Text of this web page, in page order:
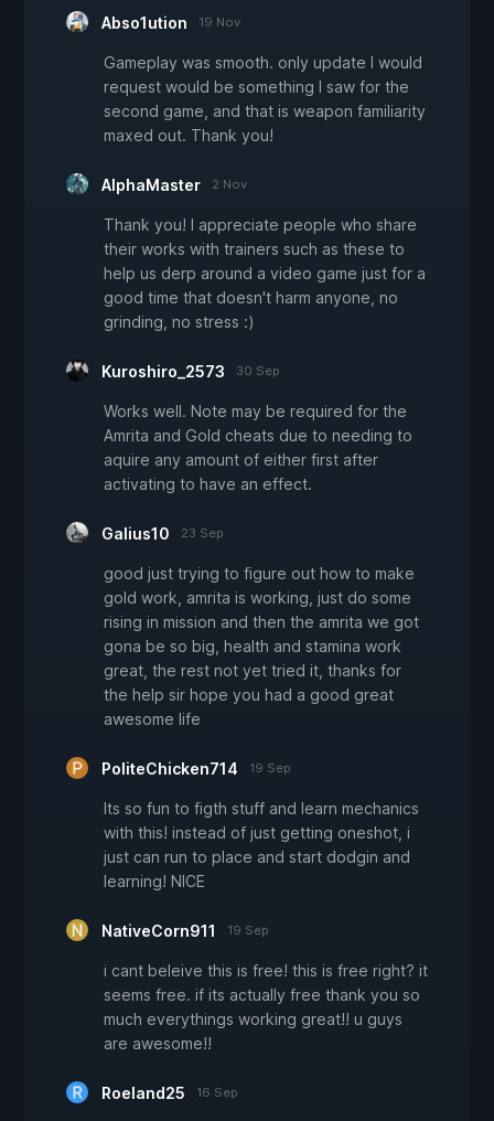
Abso1ution 19 Nov
Gameplay was smooth. only update I would
request would be something I saw for the
second game, and that is weapon familiarity
maxed out. Thank you!
AlphaMaster 2 Nov
Thank you! I appreciate people who share
their works with trainers such as these to
help us derp around a video game just for a
good time that doesn't harm anyone, no
grinding, no stress :)
Kuroshiro_2573 30 Sep
Works well. Note may be required for the
Amrita and Gold cheats due to needing to
aquire any amount of either first after
activating to have an effect.
Galius10 23 Sep
good just trying to figure out how to make
gold work, amrita is working, just do some
rising in mission and then the amrita we got
gona be so big, health and stamina work
great, the rest not yet tried it, thanks for
the help sir hope you had a good great
awesome life
PoliteChicken714 19 Sep
Its so fun to figth stuff and learn mechanics
with this! instead of just getting oneshot, i
just can run to place and start dodgin and
learning! NICE
NativeCorn911 19 Sep
i cant beleive this is free! this is free right? it
seems free. if its actually free thank you so
much everythings working great!! u guys
are awesome!!
Roeland25 16 Sep